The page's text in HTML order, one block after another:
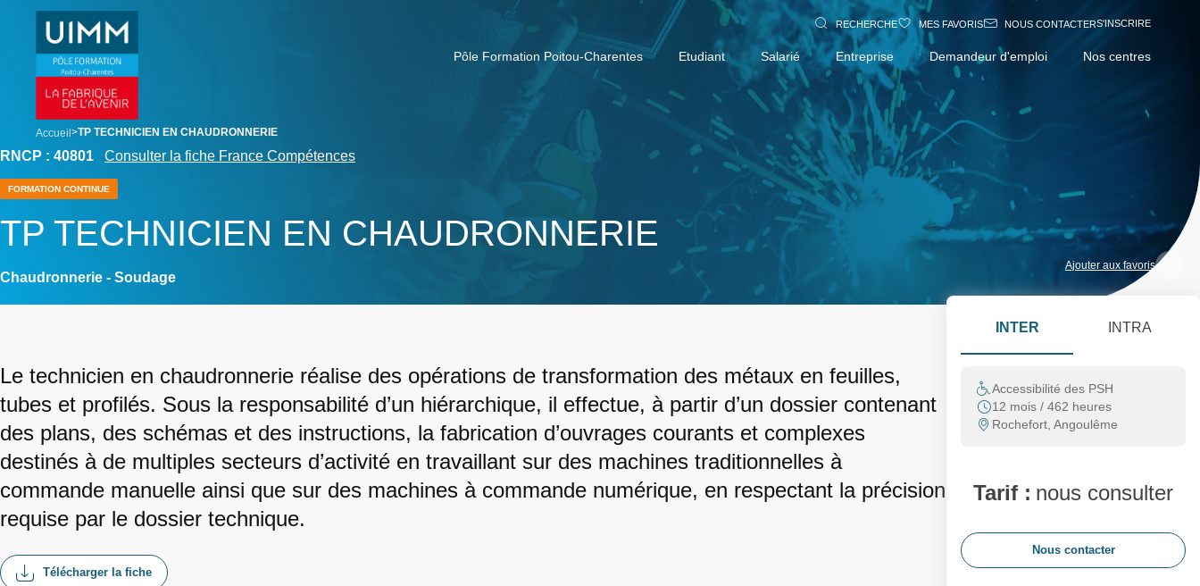
contenu
principal
RECHERCHE MES FAVORIS NOUS CONTACTERS'INSCRIRE
Pôle Formation Poitou-Charentes Etudiant Salarié Entreprise Demandeur d'emploi Nos centres
breadcrumb
Accueil TP TECHNICIEN EN CHAUDRONNERIE
RNCP : 40801 Consulter la fiche France Compétences
FORMATION CONTINUE
TP TECHNICIEN EN CHAUDRONNERIE
Chaudronnerie - Soudage
Ajouter aux favoris
Le technicien en chaudronnerie réalise des opérations de transformation des métaux en feuilles,
tubes et profilés. Sous la responsabilité d’un hiérarchique, il effectue, à partir d’un dossier contenant
des plans, des schémas et des instructions, la fabrication d’ouvrages courants et complexes
destinés à de multiples secteurs d’activité en travaillant sur des machines traditionnelles à
commande manuelle ainsi que sur des machines à commande numérique, en respectant la précision
requise par le dossier technique.
Télécharger la fiche
INTER INTRA
Accessibilité des PSH
12 mois / 462 heures
Rochefort, Angoulême
Tarif : nous consulter
Nous contacter
Panneau de gestion des cookies